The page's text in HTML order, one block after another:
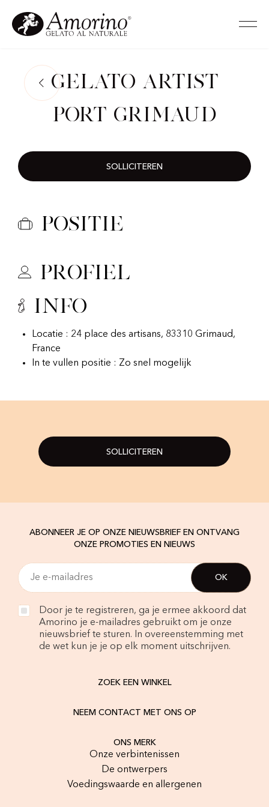
Gelato Artist
Port Grimaud
SOLLICITEREN
Positie
Profiel
Info
Locatie : 24 place des artisans, 83310 Grimaud,
France
In te vullen positie : Zo snel mogelijk
SOLLICITEREN
ABONNEER JE OP ONZE NIEUWSBRIEF EN ONTVANG
ONZE PROMOTIES EN NIEUWS
Door je te registreren, ga je ermee akkoord dat
Amorino je e-mailadres gebruikt om je onze
nieuwsbrief te sturen. In overeenstemming met
de wet kun je je op elk moment uitschrijven.
ZOEK EEN WINKEL
NEEM CONTACT MET ONS OP
ONS MERK
Onze verbintenissen
De ontwerpers
Voedingswaarde en allergenen